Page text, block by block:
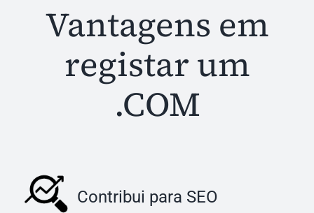
Vantagens em
registar um
.COM
Contribui para SEO